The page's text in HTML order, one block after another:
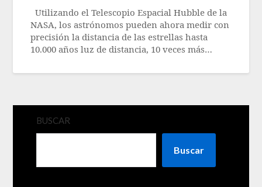
Utilizando el Telescopio Espacial Hubble de la
NASA, los astrónomos pueden ahora medir con
precisión la distancia de las estrellas hasta
10.000 años luz de distancia, 10 veces más…
BUSCAR
Buscar